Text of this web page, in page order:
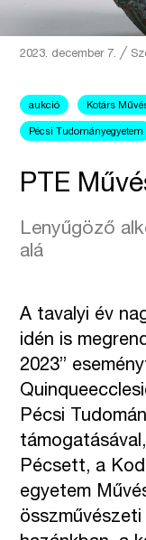
2023. december 7.╱
aukció Kotárs
Pécsi Tudományegyetem
PTE
Lenyűgöző
alá
A tavalyi év
idén is
2023”
Pécsi
Pécsett, a
egyetem